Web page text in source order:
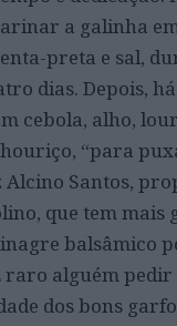
a galinha
preta e sal,
dias. Depois,
cebola, alho,
“para
Alcino Santos,
que tem mais
balsâmico
raro alguém pedir
dos bons